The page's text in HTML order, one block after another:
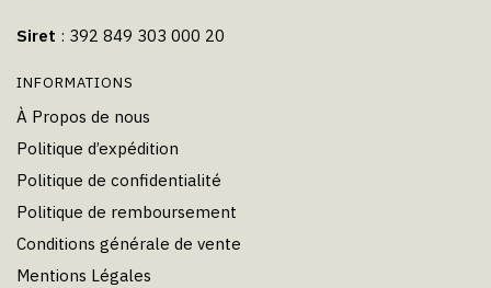
Siret : 392 849 303 000 20
INFORMATIONS
À Propos de nous
Politique d’expédition
Politique de confidentialité
Politique de remboursement
Conditions générale de vente
Mentions Légales